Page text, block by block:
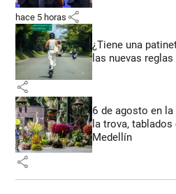
hace 5 horas share
¿Tiene una
las nuevas
share
6 de agosto en
la trova,
Medellín
share